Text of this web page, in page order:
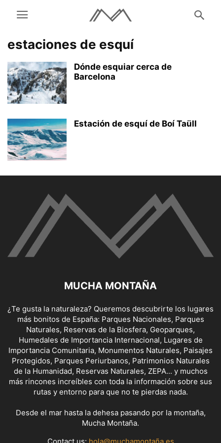
estaciones de esquí
Dónde esquiar cerca de
Barcelona
Estación de esquí de Boí Taüll
MUCHA MONTAÑA
¿Te gusta la naturaleza? Queremos descubrirte los lugares
más bonitos de España: Parques Nacionales, Parques
Naturales, Reservas de la Biosfera, Geoparques,
Humedales de Importancia Internacional, Lugares de
Importancia Comunitaria, Monumentos Naturales, Paisajes
Protegidos, Parques Periurbanos, Patrimonios Naturales
de la Humanidad, Reservas Naturales, ZEPA... y muchos
más rincones increíbles con toda la información sobre sus
rutas y entorno para que no te pierdas nada.
Desde el mar hasta la dehesa pasando por la montaña,
Mucha Montaña.
Contact us: hola@muchamontaña.es